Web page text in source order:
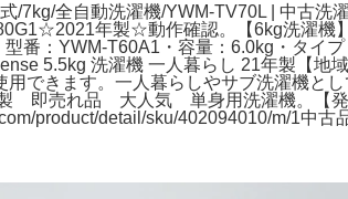
/7kg/全自動洗濯機/YWM-TV70L | 中古
年製☆動作確認。【6kg洗濯機
番：YWM-T60A1・容量：6.0kg・タイ
5.5kg 洗濯機 一人暮らし 21年製【地
用できます。一人暮らしやサブ洗濯機と
即売れ品 大人気 単身用洗濯機。【発
product/detail/sku/402094010/m/1中